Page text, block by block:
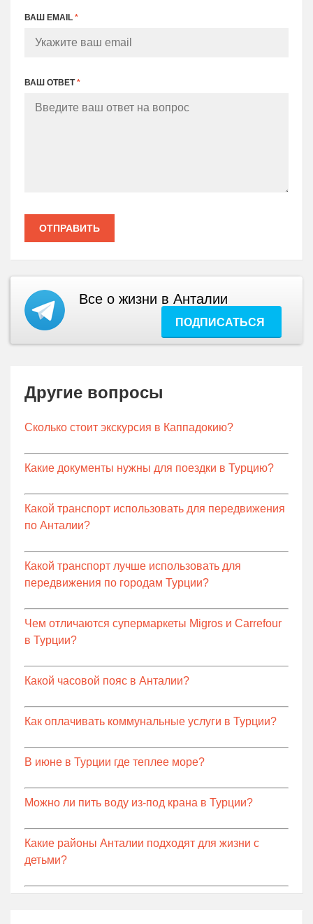
ВАШ EMAIL *
ВАШ ОТВЕТ*
ОТПРАВИТЬ
Все о жизни в Анталии
ПОДПИСАТЬСЯ
Другие вопросы
Сколько стоит экскурсия в Каппадокию?
Какие документы нужны для поездки в Турцию?
Какой транспорт использовать для передвижения
по Анталии?
Какой транспорт лучше использовать для
передвижения по городам Турции?
Чем отличаются супермаркеты Migros и Carrefour
в Турции?
Какой часовой пояс в Анталии?
Как оплачивать коммунальные услуги в Турции?
В июне в Турции где теплее море?
Можно ли пить воду из-под крана в Турции?
Какие районы Анталии подходят для жизни с
детьми?